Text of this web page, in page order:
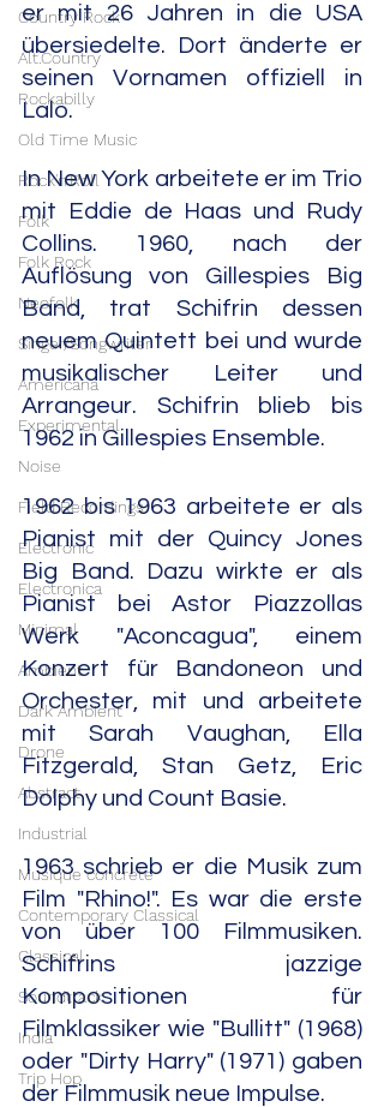
Country Rock
Alt.Country
Rockabilly
Old Time Music
Rock'n'Roll
Folk
Folk Rock
Neofolk
Singer/Songwriter
Americana
Experimental
Noise
Field Recordings
Electronic
Electronica
Minimal
Ambient
Dark Ambient
Drone
Abstract
Industrial
Musique concrète
Contemporary Classical
Classical
Soundtrack
India
Trip Hop
er mit 26 Jahren in die USA
übersiedelte. Dort änderte er
seinen Vornamen offiziell in
Lalo.
In New York arbeitete er im Trio
mit Eddie de Haas und Rudy
Collins. 1960, nach der
Auflösung von Gillespies Big
Band, trat Schifrin dessen
neuem Quintett bei und wurde
musikalischer Leiter und
Arrangeur. Schifrin blieb bis
1962 in Gillespies Ensemble.
1962 bis 1963 arbeitete er als
Pianist mit der Quincy Jones
Big Band. Dazu wirkte er als
Pianist bei Astor Piazzollas
Werk "Aconcagua", einem
Konzert für Bandoneon und
Orchester, mit und arbeitete
mit Sarah Vaughan, Ella
Fitzgerald, Stan Getz, Eric
Dolphy und Count Basie.
1963 schrieb er die Musik zum
Film "Rhino!". Es war die erste
von über 100 Filmmusiken.
Schifrins jazzige
Kompositionen für
Filmklassiker wie "Bullitt" (1968)
oder "Dirty Harry" (1971) gaben
der Filmmusik neue Impulse.